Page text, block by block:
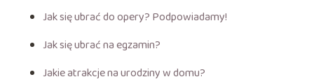
Jak się ubrać do opery? Podpowiadamy!
Jak się ubrać na egzamin?
Jakie atrakcje na urodziny w domu?